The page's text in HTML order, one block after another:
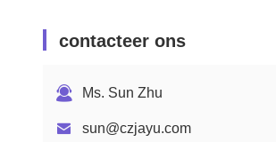
contacteer ons
Ms. Sun Zhu
sun@czjayu.com